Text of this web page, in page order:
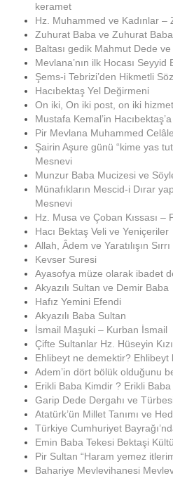
keramet
Hz. Muhammed ve Kadınlar –
Zuhurat Baba ve Zuhurat
Baltası gedik Mahmut Dede
Mevlana’nın ilk Hocası
Şems-i Tebrizi’den Hikmetli
Hacıbektaş Yel Değirmeni
On iki, On iki post, on iki
Mustafa Kemal’in
Pir Mevlana Muhammed
Şairin Aşure günü “kime yas
Mesnevi
Munzur Baba Mucizesi ve
Münafıkların Mescid-i Dırar
Mesnevi
Hz. Musa ve Çoban Kıssası
Hacı Bektaş Veli ve Yeniçeriler
Allah, Âdem ve Yaratılışın Sırrı
Kevser Suresi
Ayasofya müze olarak ibadet
Akyazılı Sultan ve Demir Baba
Hafız Yemini Efendi
Akyazılı Baba Sultan
İsmail Maşuki – Kurban İsmail
Çifte Sultanlar Hz. Hüseyin
Ehlibeyt ne demektir?
Adem’in dört bölük olduğunu
Erikli Baba Kimdir ? Erikli Baba
Garip Dede Dergahı ve Türbesi
Atatürk’ün Millet Tanımı ve
Türkiye Cumhuriyet
Emin Baba Tekesi Bektaşi
Pir Sultan “Haram yemez
Bahariye Mevlevihanesi